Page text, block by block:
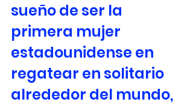
sueño de ser la
primera mujer
estadounidense en
regatear en solitario
alrededor del mundo,